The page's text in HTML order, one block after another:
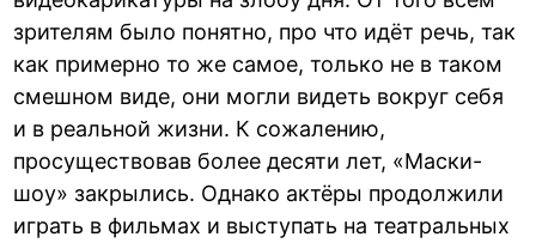
зрителям было понятно, про что идёт речь, так
как примерно то же самое, только не в таком
смешном виде, они могли видеть вокруг себя
и в реальной жизни. К сожалению,
просуществовав более десяти лет, «Маски-
шоу» закрылись. Однако актёры продолжили
играть в фильмах и выступать на театральных